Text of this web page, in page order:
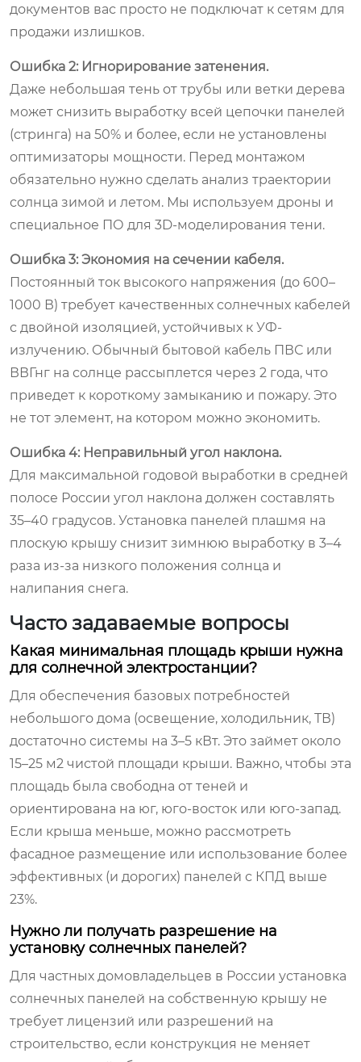
документов вас просто не подключат к сетям для
продажи излишков.
Ошибка 2: Игнорирование затенения.
Даже небольшая тень от трубы или ветки дерева
может снизить выработку всей цепочки панелей
(стринга) на 50% и более, если не установлены
оптимизаторы мощности. Перед монтажом
обязательно нужно сделать анализ траектории
солнца зимой и летом. Мы используем дроны и
специальное ПО для 3D-моделирования тени.
Ошибка 3: Экономия на сечении кабеля.
Постоянный ток высокого напряжения (до 600–
1000 В) требует качественных солнечных кабелей
с двойной изоляцией, устойчивых к УФ-
излучению. Обычный бытовой кабель ПВС или
ВВГнг на солнце рассыплется через 2 года, что
приведет к короткому замыканию и пожару. Это
не тот элемент, на котором можно экономить.
Ошибка 4: Неправильный угол наклона.
Для максимальной годовой выработки в средней
полосе России угол наклона должен составлять
35–40 градусов. Установка панелей плашмя на
плоскую крышу снизит зимнюю выработку в 3–4
раза из-за низкого положения солнца и
налипания снега.
Часто задаваемые вопросы
Какая минимальная площадь крыши нужна
для солнечной электростанции?
Для обеспечения базовых потребностей
небольшого дома (освещение, холодильник, ТВ)
достаточно системы на 3–5 кВт. Это займет около
15–25 м2 чистой площади крыши. Важно, чтобы эта
площадь была свободна от теней и
ориентирована на юг, юго-восток или юго-запад.
Если крыша меньше, можно рассмотреть
фасадное размещение или использование более
эффективных (и дорогих) панелей с КПД выше
23%.
Нужно ли получать разрешение на
установку солнечных панелей?
Для частных домовладельцев в России установка
солнечных панелей на собственную крышу не
требует лицензий или разрешений на
строительство, если конструкция не меняет